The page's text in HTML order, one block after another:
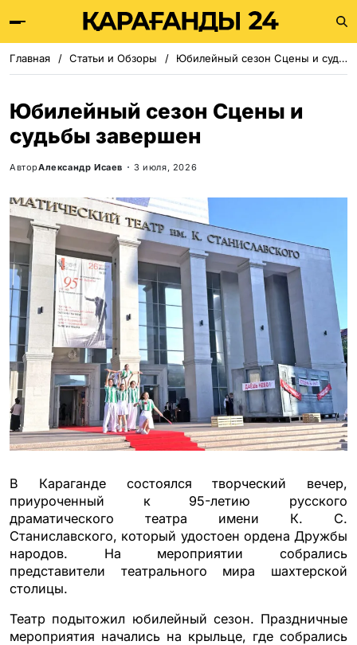
Главная Статьи и Обзоры Юбилейный сезон Сцены и судьбы завершен
Юбилейный сезон Сцены и
судьбы завершен
АвторАлександр Исаев 3 июля, 2026
В Караганде состоялся творческий вечер,
приуроченный к 95-летию русского
драматического театра имени К. С.
Станиславского, который удостоен ордена Дружбы
народов. На мероприятии собрались
представители театрального мира шахтерской
столицы.
Театр подытожил юбилейный сезон. Праздничные
мероприятия начались на крыльце, где собрались